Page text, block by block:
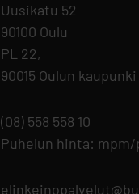
Uusikatu 52
90100 Oulu
PL 22,
90015 Oulun kaupunki
(08) 558 558 10
Puhelun hinta: mpm/